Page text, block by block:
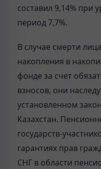
составил 9,14% при
период 7,7%.
В случае смерти
накопления в
фонде за счет
взносов, они
установленном
Казахстан.
государств-
гарантиях прав
СНГ в области